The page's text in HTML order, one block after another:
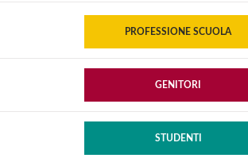
PROFESSIONE SCUOLA
GENITORI
STUDENTI